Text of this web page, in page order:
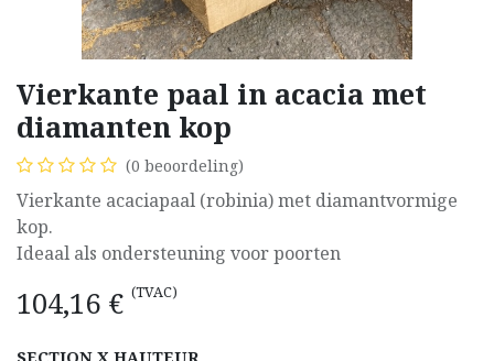
Vierkante paal in acacia met
diamanten kop
(0 beoordeling)
Vierkante acaciapaal (robinia) met diamantvormige
kop.
Ideaal als ondersteuning voor poorten
104,16 € (TVAC)